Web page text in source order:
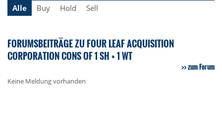
Alle
Buy Hold Sell
FORUMSBEITRÄGE ZU FOUR LEAF ACQUISITION
CORPORATION CONS OF 1 SH + 1 WT
zum Forum
Keine Meldung vorhanden